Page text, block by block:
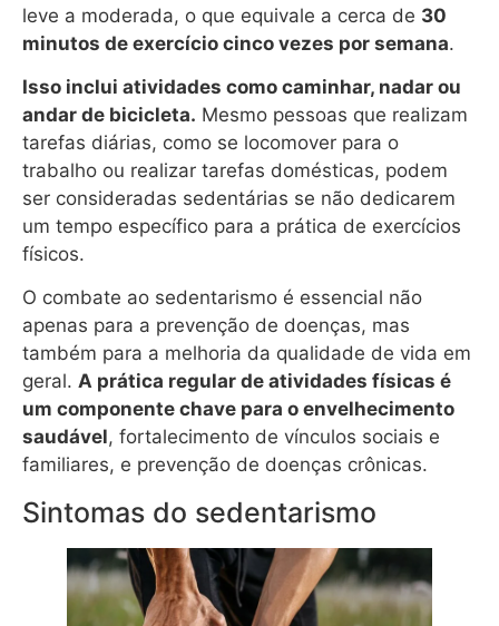
leve a moderada, o que equivale a cerca de 30
minutos de exercício cinco vezes por semana.
Isso inclui atividades como caminhar, nadar ou
andar de bicicleta. Mesmo pessoas que realizam
tarefas diárias, como se locomover para o
trabalho ou realizar tarefas domésticas, podem
ser consideradas sedentárias se não dedicarem
um tempo específico para a prática de exercícios
físicos.
O combate ao sedentarismo é essencial não
apenas para a prevenção de doenças, mas
também para a melhoria da qualidade de vida em
geral. A prática regular de atividades físicas é
um componente chave para o envelhecimento
saudável, fortalecimento de vínculos sociais e
familiares, e prevenção de doenças crônicas.
Sintomas do sedentarismo